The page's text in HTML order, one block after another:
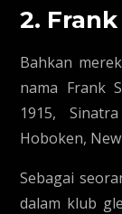
2. Frank
Bahkan
nama Frank
1915,
Hoboken, New
Sebagai
dalam klub